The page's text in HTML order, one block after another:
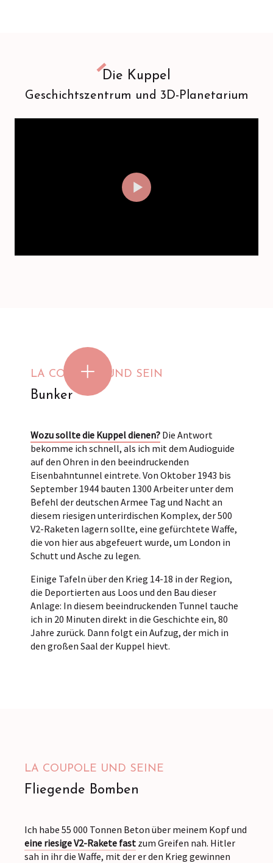
Die Kuppel
Geschichtszentrum und 3D-Planetarium
LA COUPOLE UND SEIN
Bunker
Wozu sollte die Kuppel dienen? Die Antwort
bekomme ich schnell, als ich mit dem Audioguide
auf den Ohren in den beeindruckenden
Eisenbahntunnel eintrete. Von Oktober 1943 bis
September 1944 bauten 1300 Arbeiter unter dem
Befehl der deutschen Armee Tag und Nacht an
diesem riesigen unterirdischen Komplex, der 500
V2-Raketen lagern sollte, eine gefürchtete Waffe,
die von hier aus abgefeuert wurde, um London in
Schutt und Asche zu legen.
Einige Tafeln über den Krieg 14-18 in der Region,
die Deportierten aus Loos und den Bau dieser
Anlage: In diesem beeindruckenden Tunnel tauche
ich in 20 Minuten direkt in die Geschichte ein, 80
Jahre zurück. Dann folgt ein Aufzug, der mich in
den großen Saal der Kuppel hievt.
LA COUPOLE UND SEINE
Fliegende Bomben
Ich habe 55 000 Tonnen Beton über meinem Kopf und
eine riesige V2-Rakete fast zum Greifen nah. Hitler
sah in ihr die Waffe, mit der er den Krieg gewinnen